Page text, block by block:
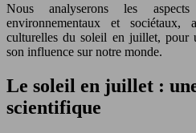
Nous analyserons les
environnementaux et sociétaux,
culturelles du soleil en juillet, pour
son influence sur notre monde.
Le soleil en juillet :
scientifique